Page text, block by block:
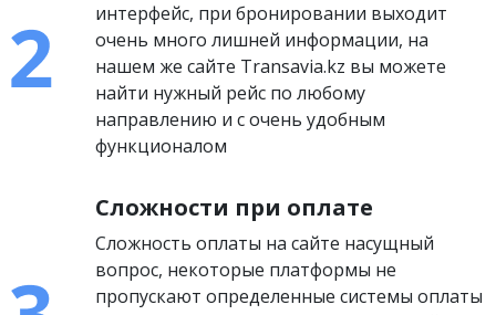
интерфейс, при бронировании выходит
очень много лишней информации, на
нашем же сайте Transavia.kz вы можете
найти нужный рейс по любому
направлению и с очень удобным
функционалом
Сложности при оплате
Сложность оплаты на сайте насущный
вопрос, некоторые платформы не
пропускают определенные системы оплаты